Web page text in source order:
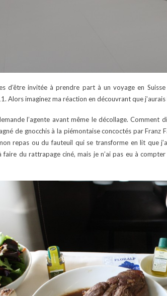
d’être invitée à prendre part à un voyage en
Alors imaginez ma réaction en découvrant que
l’agente avant même le décollage. Comment
de gnocchis à la piémontaise concoctés par Franz
repas ou du fauteuil qui se transforme en lit que
faire du rattrapage ciné, mais je n’ai pas eu à